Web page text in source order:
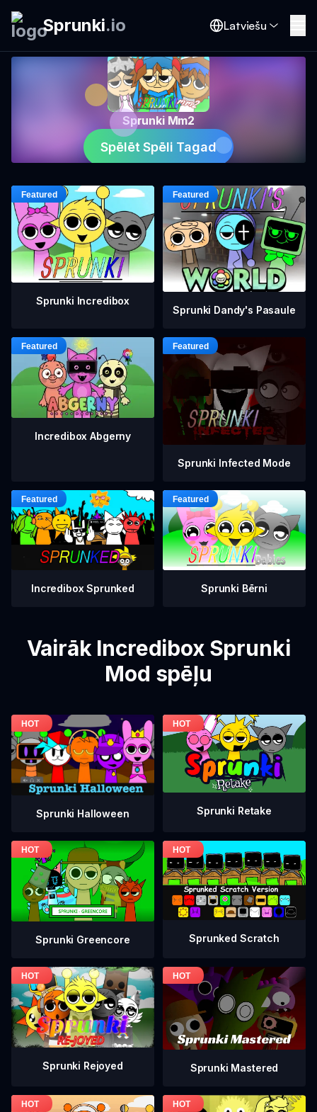
Sprunki.io Latviešu
Sprunki Mm2
Spēlēt Spēli Tagad
Sprunki Incredibox
Sprunki Dandy's Pasaule
Incredibox Abgerny
Sprunki Infected Mode
Incredibox Sprunked Sprunki Bērni
Vairāk Incredibox Sprunki
Mod spēļu
Sprunki Halloween Sprunki Retake
Sprunki Greencore Sprunked Scratch
Sprunki Rejoyed Sprunki Mastered